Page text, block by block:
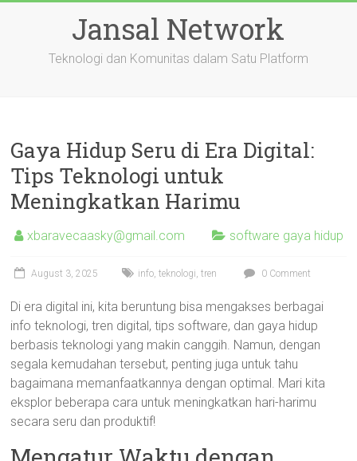
Jansal Network
Teknologi dan Komunitas dalam Satu Platform
Gaya Hidup Seru di Era Digital:
Tips Teknologi untuk
Meningkatkan Harimu
xbaravecaasky@gmail.com software gaya hidup
August 3, 2025 info,teknologi,tren 0 Comment
Di era digital ini, kita beruntung bisa mengakses berbagai
info teknologi, tren digital, tips software, dan gaya hidup
berbasis teknologi yang makin canggih. Namun, dengan
segala kemudahan tersebut, penting juga untuk tahu
bagaimana memanfaatkannya dengan optimal. Mari kita
eksplor beberapa cara untuk meningkatkan hari-harimu
secara seru dan produktif!